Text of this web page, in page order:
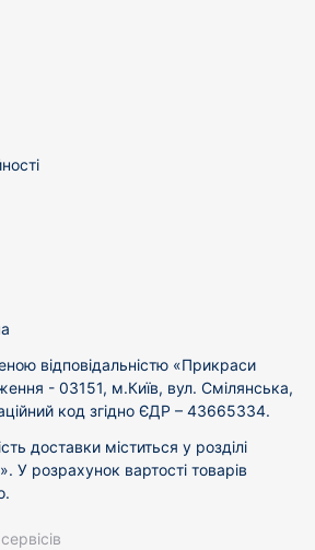
відповідальністю «Прикраси
- 03151, м.Київ, вул. Смілянська,
код згідно ЄДР – 43665334.
доставки міститься у розділі
У розрахунок вартості товарів